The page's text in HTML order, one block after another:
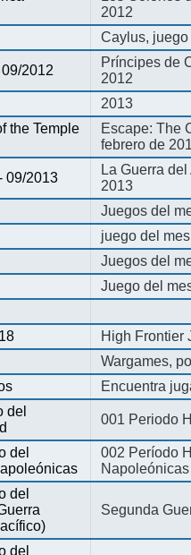
2012
Caylus,
2012
Príncipes de
2012
2013
the Temple
Escape: The
febrero de
09/2013
La Guerra
2013
Juegos del
juego del
Juegos del
Juego del
High Frontier
Wargames,
Encuentra
del
001 Periodo
del
002 Período
Napoleónicas
del
Segunda
del